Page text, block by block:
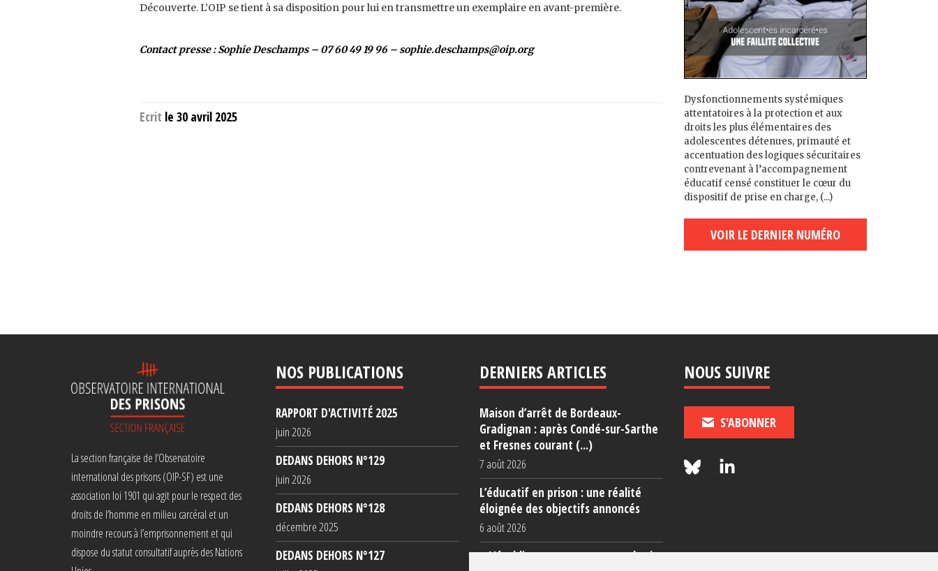
Découverte. L’OIP se tient à sa disposition pour lui en transmettre un exemplaire en avant-première.
Contact presse : Sophie Deschamps – 07 60 49 19 96 – sophie.deschamps@oip.org
Ecrit le 30 avril 2025
Dysfonctionnements systémiques
attentatoires à la protection et aux
droits les plus élémentaires des
adolescent·es détenu·es, primauté et
accentuation des logiques sécuritaires
contrevenant à l’accompagnement
éducatif censé constituer le cœur du
dispositif de prise en charge, (...)
VOIR LE DERNIER NUMÉRO
La section française de l’Observatoire
international des prisons (OIP-SF) est une
association loi 1901 qui agit pour le respect des
droits de l’homme en milieu carcéral et un
moindre recours à l’emprisonnement et qui
dispose du statut consultatif auprès des Nations
NOS PUBLICATIONS
RAPPORT D'ACTIVITÉ 2025
juin 2026
DEDANS DEHORS N°129
juin 2026
DEDANS DEHORS N°128
décembre 2025
DEDANS DEHORS N°127
DERNIERS ARTICLES
Maison d’arrêt de Bordeaux-
Gradignan : après Condé-sur-Sarthe
et Fresnes courant (...)
7 août 2026
L’éducatif en prison : une réalité
éloignée des objectifs annoncés
6 août 2026
« L’établissement est une porcherie
NOUS SUIVRE
S'ABONNER